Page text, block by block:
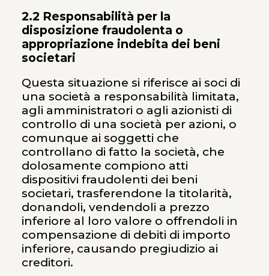
2.2 Responsabilità per la
disposizione fraudolenta o
appropriazione indebita dei beni
societari
Questa situazione si riferisce ai soci di
una società a responsabilità limitata,
agli amministratori o agli azionisti di
controllo di una società per azioni, o
comunque ai soggetti che
controllano di fatto la società, che
dolosamente compiono atti
dispositivi fraudolenti dei beni
societari, trasferendone la titolarità,
donandoli, vendendoli a prezzo
inferiore al loro valore o offrendoli in
compensazione di debiti di importo
inferiore, causando pregiudizio ai
creditori.